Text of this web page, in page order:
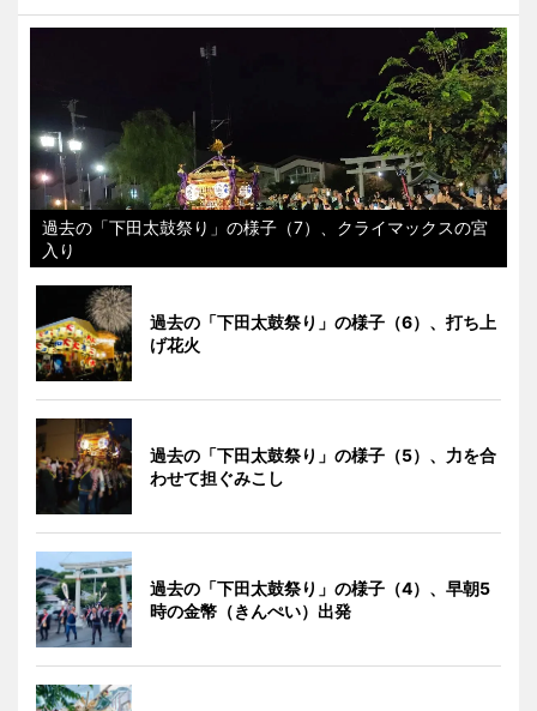
過去の「下田太鼓祭り」の様子（7）、クライマックスの宮
入り
過去の「下田太鼓祭り」の様子（6）、打ち上
げ花火
過去の「下田太鼓祭り」の様子（5）、力を合
わせて担ぐみこし
過去の「下田太鼓祭り」の様子（4）、早朝5
時の金幣（きんぺい）出発